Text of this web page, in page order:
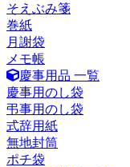
そえぶみ箋
巻紙
月謝袋
メモ帳
慶事用品 一覧
慶事用のし袋
弔事用のし袋
式辞用紙
無地封筒
ポチ袋